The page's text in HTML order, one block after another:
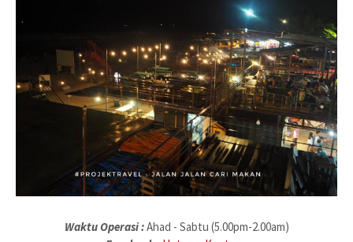
Waktu Operasi :Ahad - Sabtu (5.00pm-2.00am)